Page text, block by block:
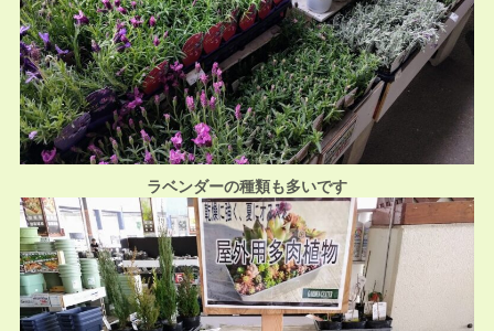
ラベンダーの種類も多いです